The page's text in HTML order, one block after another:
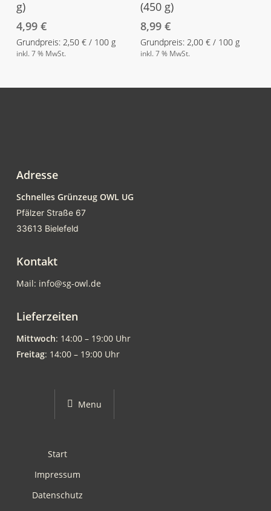
g)
4,99 €
Grundpreis: 2,50 €/ 100 g
inkl. 7 % MwSt.
(450 g)
8,99 €
Grundpreis: 2,00 €/ 100 g
inkl. 7 % MwSt.
Adresse
Schnelles Grünzeug OWL UG
Pfälzer Straße 67
33613 Bielefeld
Kontakt
Mail: info@sg-owl.de
Lieferzeiten
Mittwoch: 14:00 – 19:00 Uhr
Freitag: 14:00 – 19:00 Uhr
Menu
Start
Impressum
Datenschutz